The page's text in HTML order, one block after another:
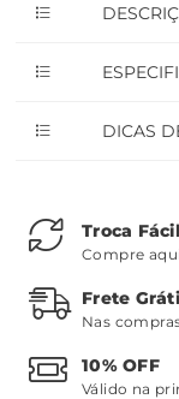
DICAS
Troca Fácil
Compre
Frete
Nas
10% OFF
Válido na